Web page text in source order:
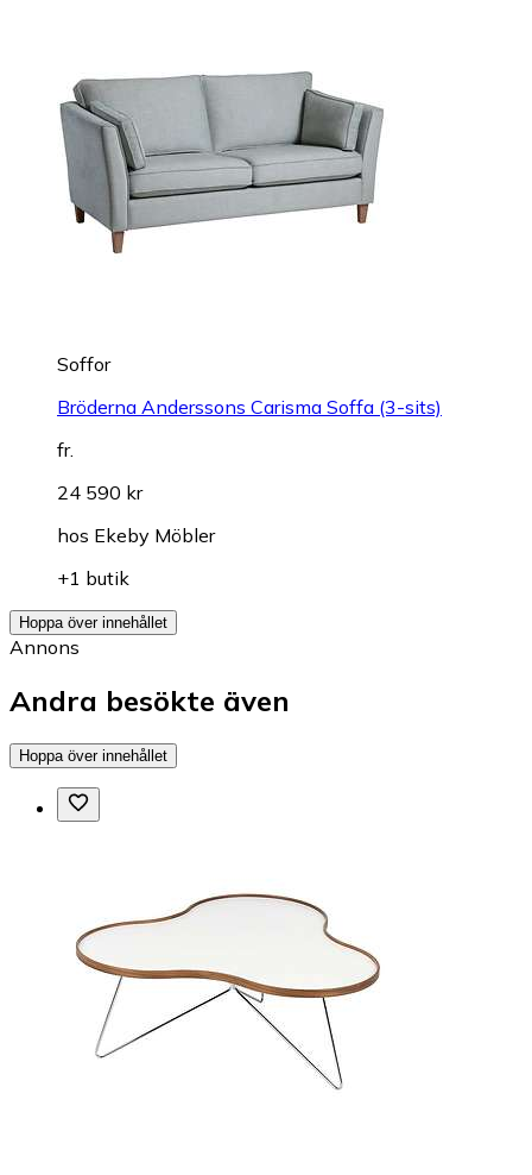
Soffor
Bröderna Anderssons Carisma Soffa (3-sits)
fr.
24 590 kr
hos Ekeby Möbler
+1 butik
Hoppa över innehållet
Annons
Andra besökte även
Hoppa över innehållet